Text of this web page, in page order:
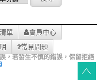
單
會員中心
常見問題
，若發生不慎的錯誤，保留拒絕